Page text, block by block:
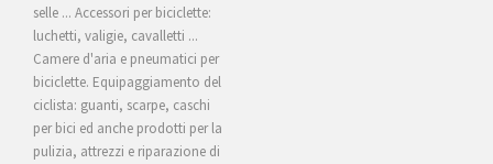
selle ... Accessori per biciclette:
luchetti, valigie, cavalletti ...
Camere d'aria e pneumatici per
biciclette. Equipaggiamento del
ciclista: guanti, scarpe, caschi
per bici ed anche prodotti per la
pulizia, attrezzi e riparazione di